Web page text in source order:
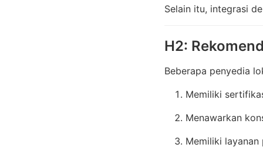
Selain itu, integrasi
H2:
Beberapa penyedia
Memiliki
Menawarkan
Memiliki layanan